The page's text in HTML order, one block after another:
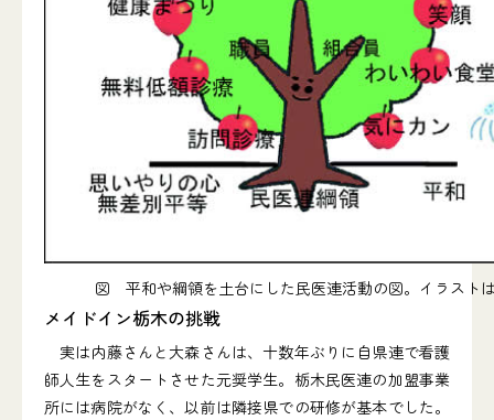
図 平和や綱領を土台にした民医連活動の図。イラスト
メイドイン栃木の挑戦
実は内藤さんと大森さんは、十数年ぶりに自県連で看護
師人生をスタートさせた元奨学生。栃木民医連の加盟事業
所には病院がなく、以前は隣接県での研修が基本でした。